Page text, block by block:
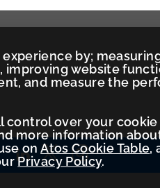
by;
improving website
and measure the
control over your
more information
onAtos Cookie Table,
Privacy Policy.